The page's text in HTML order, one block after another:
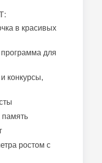
в красивых
для
конкурсы,
ростом с